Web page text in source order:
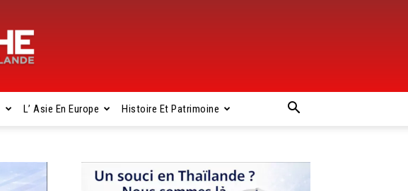
L’ Asie En Europe Histoire Et Patrimoine